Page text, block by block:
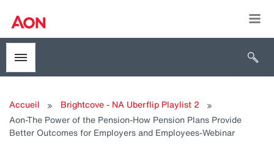
Toggle menubar
Accueil
Brightcove - NA Uberflip Playlist 2
Aon-The Power of the Pension-How Pension Plans Provide
Better Outcomes for Employers and Employees-Webinar